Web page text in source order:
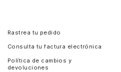
Rastrea tu pedido
Consulta tu factura electrónica
Política de cambios y
devoluciones